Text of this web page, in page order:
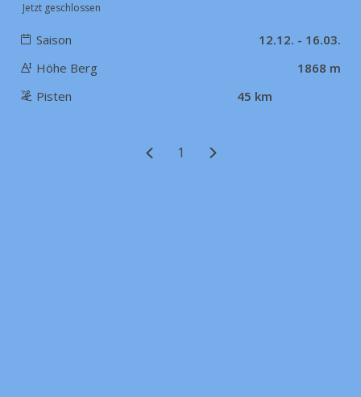
Jetzt geschlossen
Saison
12.12. - 16.03.
Höhe Berg
1868 m
Pisten
45 km
1